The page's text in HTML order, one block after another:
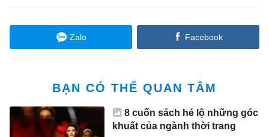
Zalo Facebook
BẠN CÓ THỂ QUAN TÂM
8 cuốn sách hé lộ những góc
khuất của ngành thời trang